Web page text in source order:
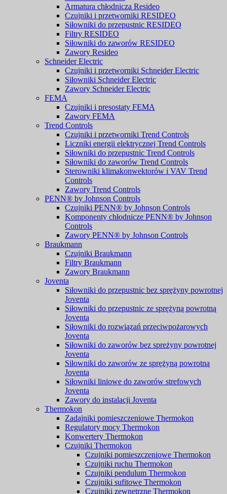
Armatura chłodnicza Resideo
Czujniki i przetworniki RESIDEO
Siłowniki do przepustnic RESIDEO
Filtry RESIDEO
Siłowniki do zaworów RESIDEO
Zawory Resideo
Schneider Electric
Czujniki i przetworniki Schneider Electric
Siłowniki Schneider Electric
Zawory Schneider Electric
FEMA
Czujniki i presostaty FEMA
Zawory FEMA
Trend Controls
Czujniki i przetworniki Trend Controls
Liczniki energii elektrycznej Trend Controls
Siłowniki do przepustnic Trend Controls
Siłowniki do zaworów Trend Controls
Sterowniki klimakonwektorów i VAV Trend
Controls
Zawory Trend Controls
PENN® by Johnson Controls
Czujniki PENN® by Johnson Controls
Komponenty chłodnicze PENN® by Johnson
Controls
Zawory PENN® by Johnson Controls
Braukmann
Czujniki Braukmann
Filtry Braukmann
Zawory Braukmann
Joventa
Siłowniki do przepustnic bez sprężyny powrotnej
Joventa
Siłowniki do przepustnic ze sprężyną powrotną
Joventa
Siłowniki do rozwiązań przeciwpożarowych
Joventa
Siłowniki do zaworów bez spreżyny powrotnej
Joventa
Siłowniki do zaworów ze sprężyną powrotną
Joventa
Siłowniki liniowe do zaworów strefowych
Joventa
Zawory do instalacji Joventa
Thermokon
Zadajniki pomieszczeniowe Thermokon
Regulatory mocy Thermokon
Konwertery Thermokon
Czujniki Thermokon
Czujniki pomieszczeniowe Thermokon
Czujniki ruchu Thermokon
Czujniki pendulum Thermokon
Czujniki sufitowe Thermokon
Czujniki zewnętrzne Thermokon